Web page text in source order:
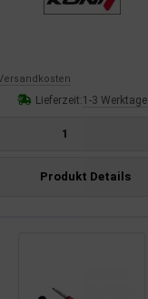
Lieferzeit:1-3 Werktage
Produkt Details